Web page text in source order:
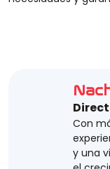
Con
y una